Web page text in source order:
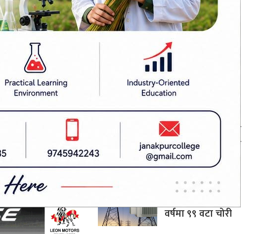
प्रदर्शनकारीको
करदाता प्रोत्साहन
कार्यक्रम सफल भए
अन्तर्राष्ट्रिय उदाहरण
बन्न सक्छ: अर्थमन्त्री
डा. वाग्ले
चीन–दक्षिण एसिया
सहकार्यमा नेपालले
पुलको भूमिका निर्वाह
गर्न सक्छ: परराष्ट्रमन्त्री
खनाल
मधेशमा ट्रान्सफर्मर
वर्षमा ९९ वटा चोरी